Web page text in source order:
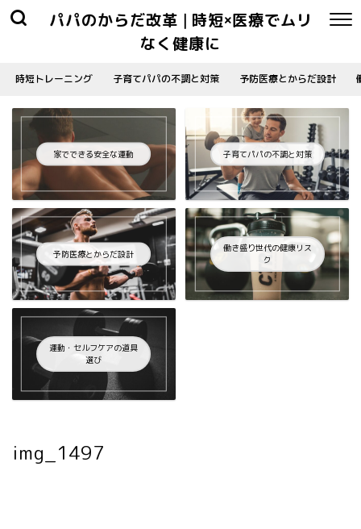
パパのからだ改革 | 時短×医療でムリ
なく健康に
時短トレーニング 子育てパパの不調と対策 予防医療とからだ設計
家でできる安全な運動 子育てパパの不調と対策
予防医療とからだ設計
働き盛り世代の健康リス
ク
運動・セルフケアの道具
選び
img_1497